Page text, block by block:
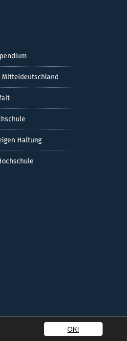
OK!
Mitteldeutschland
Haltung